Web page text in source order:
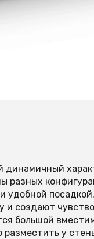
динамичный
разных
и создают
большой
у